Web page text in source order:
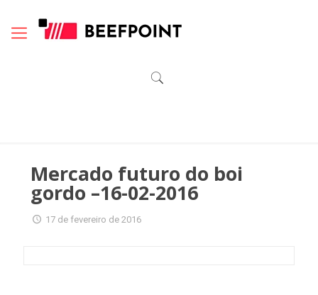
Mercado futuro do boi
gordo –16-02-2016
17 de fevereiro de 2016